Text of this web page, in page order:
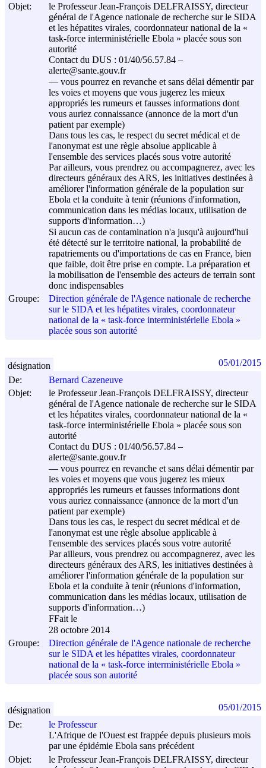
Objet:
le Professeur Jean-François DELFRAISSY, directeur
général de l'Agence nationale de recherche sur le SIDA
et les hépatites virales, coordonnateur national de la «
task-force interministérielle Ebola » placée sous son
autorité
Contact du DUS : 01/40/56.57.84 –
alerte@sante.gouv.fr
–– vous pourrez en revanche et sans délai démentir par
les voies et moyens que vous jugerez les mieux
appropriés les rumeurs et fausses informations dont
vous auriez connaissance (annonce de la mort d'un
patient par exemple)
Dans tous les cas, le respect du secret médical et de
l'anonymat est une règle absolue applicable à
l'ensemble des services placés sous votre autorité
Par ailleurs, vous prendrez ou accompagnerez, avec les
directeurs généraux des ARS, les initiatives destinées à
améliorer l'information générale de la population sur
Ebola et la conduite à tenir (réunions d'information,
communication dans les médias locaux, utilisation de
supports d'information…)
Si aucun cas de contamination n'a jusqu'à aujourd'hui
été détecté sur le territoire national, la probabilité de
rapatriements ou d'importations de cas en France, bien
que faible, doit être prise en compte. La préparation et
la mobilisation de l'ensemble des acteurs de terrain sont
donc indispensables
Groupe:
Direction générale de l'Agence nationale de recherche
sur le SIDA et les hépatites virales, coordonnateur
national de la « task-force interministérielle Ebola »
placée sous son autorité
De:
Bernard Cazeneuve
Objet:
le Professeur Jean-François DELFRAISSY, directeur
général de l'Agence nationale de recherche sur le SIDA
et les hépatites virales, coordonnateur national de la «
task-force interministérielle Ebola » placée sous son
autorité
Contact du DUS : 01/40/56.57.84 –
alerte@sante.gouv.fr
–– vous pourrez en revanche et sans délai démentir par
les voies et moyens que vous jugerez les mieux
appropriés les rumeurs et fausses informations dont
vous auriez connaissance (annonce de la mort d'un
patient par exemple)
Dans tous les cas, le respect du secret médical et de
l'anonymat est une règle absolue applicable à
l'ensemble des services placés sous votre autorité
Par ailleurs, vous prendrez ou accompagnerez, avec les
directeurs généraux des ARS, les initiatives destinées à
améliorer l'information générale de la population sur
Ebola et la conduite à tenir (réunions d'information,
communication dans les médias locaux, utilisation de
supports d'information…)
FFait le
28 octobre 2014
Groupe:
Direction générale de l'Agence nationale de recherche
sur le SIDA et les hépatites virales, coordonnateur
national de la « task-force interministérielle Ebola »
placée sous son autorité
désignation 05/01/2015
De:
le Professeur
L'Afrique de l'Ouest est frappée depuis plusieurs mois
par une épidémie Ebola sans précédent
Objet:
le Professeur Jean-François DELFRAISSY, directeur
désignation 05/01/2015